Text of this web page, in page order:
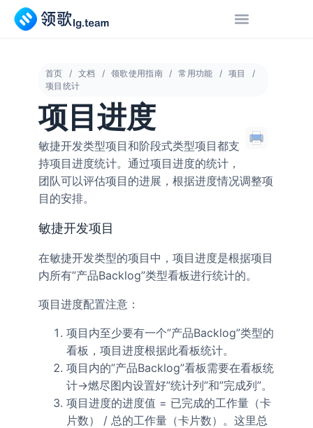
首页 文档 领歌使用指南 常用功能
项目
项目统计
项目进度
敏捷开发类型项目和阶段式类型项目都支
持项目进度统计。通过项目进度的统计，
团队可以评估项目的进展，根据进度情况调整项
目的安排。
敏捷开发项目
在敏捷开发类型的项目中，项目进度是根据项目
内所有”产品Backlog”类型看板进行统计的。
项目进度配置注意：
项目内至少要有一个”产品Backlog”类型的
看板，项目进度根据此看板统计。
项目内的”产品Backlog”看板需要在看板统
计->燃尽图内设置好”统计列”和”完成列”。
项目进度的进度值 = 已完成的工作量（卡
片数） / 总的工作量（卡片数）。这里总